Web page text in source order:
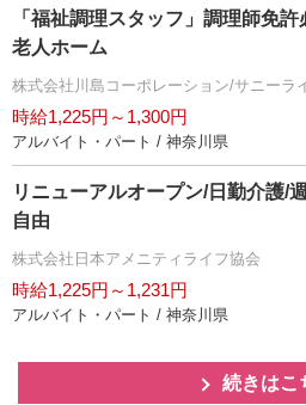
「福祉調理スタッフ」調理師免
老人ホーム
株式会社川島コーポレーション/サニーラ
時給1,225円～1,300円
アルバイト・パート / 神奈川県
リニューアルオープン/日勤介護/
自由
株式会社日本アメニティライフ協会
時給1,225円～1,231円
アルバイト・パート / 神奈川県
続きはこ